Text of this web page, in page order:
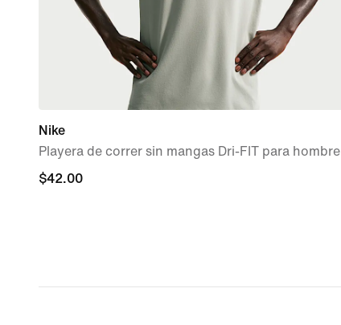
Nike
Playera de correr sin mangas Dri-FIT para hombre
$42.00
$42.00